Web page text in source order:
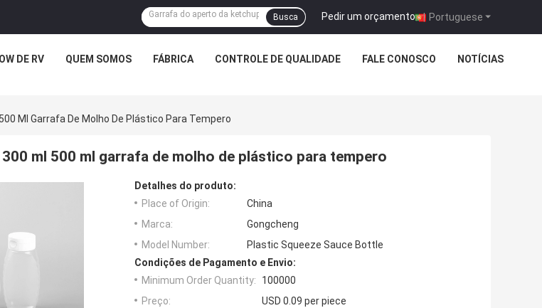
Portuguese
Pedir um orçamento |
Busca
DE RV QUEM SOMOS FÁBRICA CONTROLE DE QUALIDADE FALE CONOSCO NOTÍCIAS
Ml Garrafa De Molho De Plástico Para Tempero
ml 500 ml garrafa de molho de plástico para tempero
Detalhes do produto:
Place of Origin:
China
Marca:
Gongcheng
Model Number:
Plastic Squeeze Sauce Bottle
Condições de Pagamento e Envio:
Minimum Order Quantity:
100000
Preço:
USD 0.09 per piece